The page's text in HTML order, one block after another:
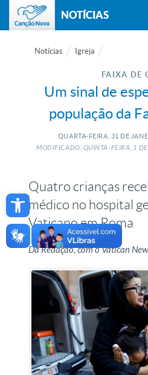
Open toolbar
NOTÍCIAS
Notícias Igreja
FAIXA DE
Um sinal de
população da
QUARTA-FEIRA, 31 DE
MODIFICADO: QUINTA-FEIRA, 1
Quatro crianças
médico no hospital
Vaticano em Roma
Da Redação, com o Vatican